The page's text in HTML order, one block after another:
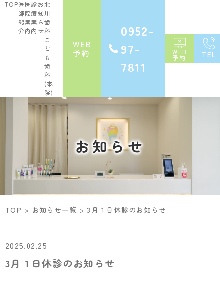
TOP医
師
紹
介
医
院
案
内
診
療
案
内
お
知
ら
せ
北
川
歯
科
こ
ど
も
歯
科
(本
院)
WEB
予約
0952-
97-
7811
WEB
予約 TEL
お知らせ
TOP > お知らせ一覧 >3月１日休診のお知らせ
2025.02.25
3月１日休診のお知らせ